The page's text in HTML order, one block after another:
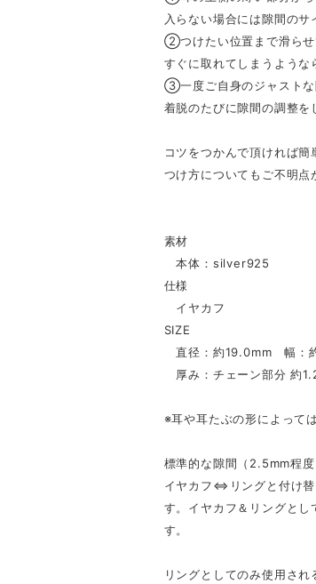
入らない場合には隙間のサ
②つけたい位置まで滑らせ
すぐに取れてしまうような
③一度ご自身のジャストな
着脱のたびに隙間の調整を
コツをつかんで頂ければ簡
つけ方についてもご不明点
素材
本体：silver925
仕様
イヤカフ
SIZE
直径：約19.0mm 幅：
厚み：チェーン部分 約
※耳や耳たぶの形によって
標準的な隙間（2.5mm程
イヤカフ⇔リングと付け替
す。イヤカフ＆リングと
す。
リングとしてのみ使用さ